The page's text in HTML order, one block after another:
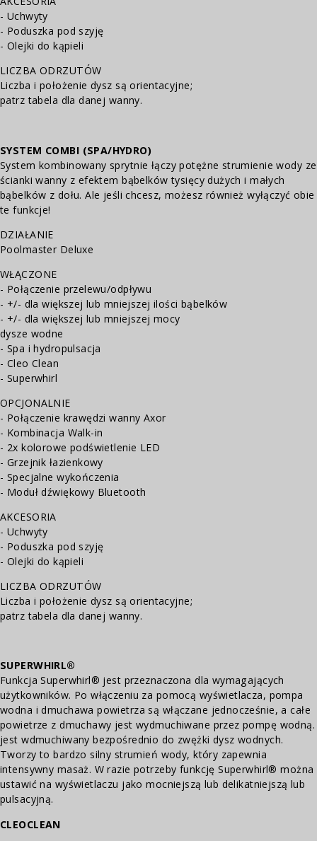
- Uchwyty
- Poduszka pod szyję
- Olejki do kąpieli
LICZBA ODRZUTÓW
Liczba i położenie dysz są orientacyjne;
patrz tabela dla danej wanny.
SYSTEM COMBI (SPA/HYDRO)
System kombinowany sprytnie łączy potężne strumienie wody ze
ścianki wanny z efektem bąbelków tysięcy dużych i małych
bąbelków z dołu. Ale jeśli chcesz, możesz również wyłączyć obie
te funkcje!
DZIAŁANIE
Poolmaster Deluxe
WŁĄCZONE
- Połączenie przelewu/odpływu
- +/- dla większej lub mniejszej ilości bąbelków
- +/- dla większej lub mniejszej mocy
dysze wodne
- Spa i hydropulsacja
- Cleo Clean
- Superwhirl
OPCJONALNIE
- Połączenie krawędzi wanny Axor
- Kombinacja Walk-in
- 2x kolorowe podświetlenie LED
- Grzejnik łazienkowy
- Specjalne wykończenia
- Moduł dźwiękowy Bluetooth
AKCESORIA
- Uchwyty
- Poduszka pod szyję
- Olejki do kąpieli
LICZBA ODRZUTÓW
Liczba i położenie dysz są orientacyjne;
patrz tabela dla danej wanny.
SUPERWHIRL®
Funkcja Superwhirl® jest przeznaczona dla wymagających
użytkowników. Po włączeniu za pomocą wyświetlacza, pompa
wodna i dmuchawa powietrza są włączane jednocześnie, a całe
powietrze z dmuchawy jest wydmuchiwane przez pompę wodną.
jest wdmuchiwany bezpośrednio do zwężki dysz wodnych.
Tworzy to bardzo silny strumień wody, który zapewnia
intensywny masaż. W razie potrzeby funkcję Superwhirl® można
ustawić na wyświetlaczu jako mocniejszą lub delikatniejszą lub
pulsacyjną.
CLEOCLEAN